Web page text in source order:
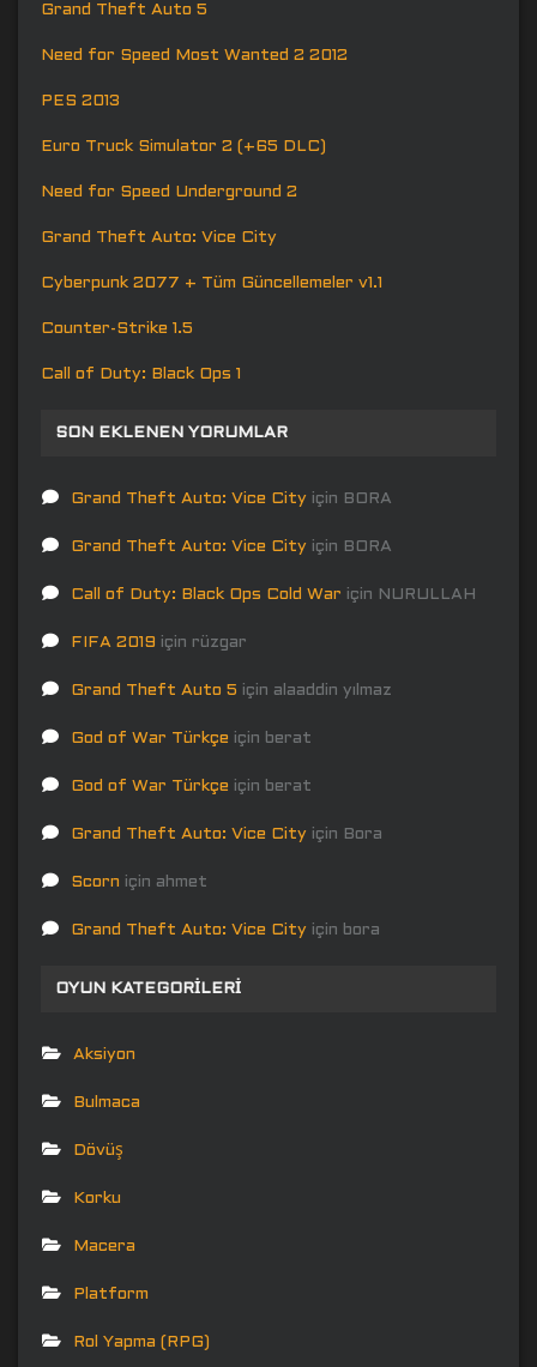
Grand Theft Auto 5
Need for Speed Most Wanted 2 2012
PES 2013
Euro Truck Simulator 2 (+65 DLC)
Need for Speed Underground 2
Grand Theft Auto: Vice City
Cyberpunk 2077 + Tüm Güncellemeler v1.1
Counter-Strike 1.5
Call of Duty: Black Ops 1
SON EKLENEN YORUMLAR
Grand Theft Auto: Vice City için BORA
Grand Theft Auto: Vice City için BORA
Call of Duty: Black Ops Cold War için NURULLAH
FIFA 2019 için rüzgar
Grand Theft Auto 5 için alaaddin yılmaz
God of War Türkçe için berat
God of War Türkçe için berat
Grand Theft Auto: Vice City için Bora
Scorn için ahmet
Grand Theft Auto: Vice City için bora
OYUN KATEGORILERI
Aksiyon
Bulmaca
Dövüş
Korku
Macera
Platform
Rol Yapma (RPG)